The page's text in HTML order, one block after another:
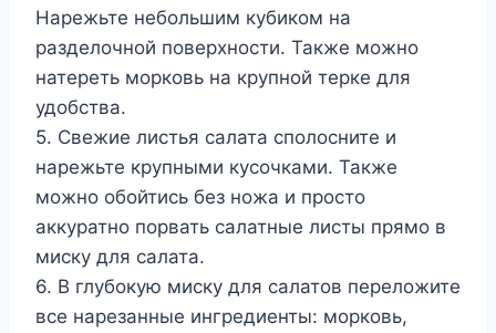
Нарежьте небольшим кубиком на
разделочной поверхности. Также можно
натереть морковь на крупной терке для
удобства.
5. Свежие листья салата сполосните и
нарежьте крупными кусочками. Также
можно обойтись без ножа и просто
аккуратно порвать салатные листы прямо в
миску для салата.
6. В глубокую миску для салатов переложите
все нарезанные ингредиенты: морковь,